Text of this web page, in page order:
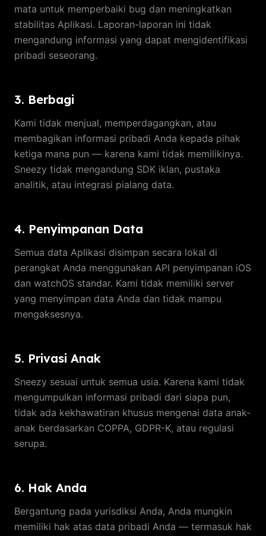
mata untuk memperbaiki bug dan meningkatkan
stabilitas Aplikasi. Laporan-laporan ini tidak
mengandung informasi yang dapat mengidentifikasi
pribadi seseorang.
3. Berbagi
Kami tidak menjual, memperdagangkan, atau
membagikan informasi pribadi Anda kepada pihak
ketiga mana pun — karena kami tidak memilikinya.
Sneezy tidak mengandung SDK iklan, pustaka
analitik, atau integrasi pialang data.
4. Penyimpanan Data
Semua data Aplikasi disimpan secara lokal di
perangkat Anda menggunakan API penyimpanan iOS
dan watchOS standar. Kami tidak memiliki server
yang menyimpan data Anda dan tidak mampu
mengaksesnya.
5. Privasi Anak
Sneezy sesuai untuk semua usia. Karena kami tidak
mengumpulkan informasi pribadi dari siapa pun,
tidak ada kekhawatiran khusus mengenai data anak-
anak berdasarkan COPPA, GDPR-K, atau regulasi
serupa.
6. Hak Anda
Bergantung pada yurisdiksi Anda, Anda mungkin
memiliki hak atas data pribadi Anda — termasuk hak